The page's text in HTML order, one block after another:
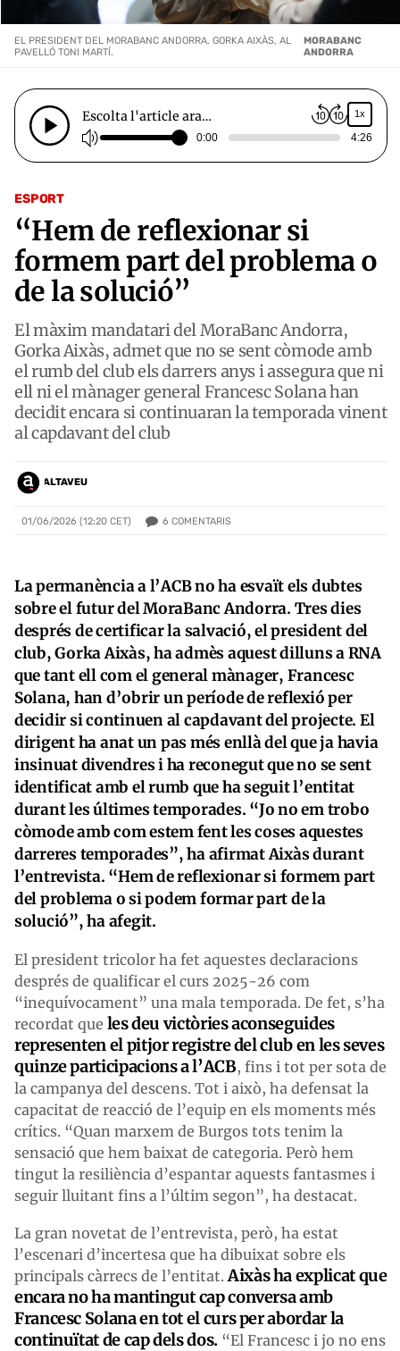
ESPORT
“Hem de reflexionar si
formem part del problema o
de la solució”
El màxim mandatari del MoraBanc Andorra,
Gorka Aixàs, admet que no se sent còmode amb
el rumb del club els darrers anys i assegura que ni
ell ni el mànager general Francesc Solana han
decidit encara si continuaran la temporada vinent
al capdavant del club
ALTAVEU
01/06/2026 (12:20 CET) 6 COMENTARIS
EL PRESIDENT DEL MORABANC ANDORRA, GORKA AIXÀS, AL
PAVELLÓ TONI MARTÍ.
MORABANC
ANDORRA
Escolta l'article ara… 1x
0:00 4:26
La permanència a l’ACB no ha esvaït els dubtes
sobre el futur del MoraBanc Andorra. Tres dies
després de certificar la salvació, el president del
club, Gorka Aixàs, ha admès aquest dilluns a RNA
que tant ell com el general mànager, Francesc
Solana, han d’obrir un període de reflexió per
decidir si continuen al capdavant del projecte. El
dirigent ha anat un pas més enllà del que ja havia
insinuat divendres i ha reconegut que no se sent
identificat amb el rumb que ha seguit l’entitat
durant les últimes temporades. “Jo no em trobo
còmode amb com estem fent les coses aquestes
darreres temporades”, ha afirmat Aixàs durant
l’entrevista. “Hem de reflexionar si formem part
del problema o si podem formar part de la
solució”, ha afegit.
El president tricolor ha fet aquestes declaracions
després de qualificar el curs 2025-26 com
“inequívocament” una mala temporada. De fet, s’ha
recordat que les deu victòries aconseguides
representen el pitjor registre del club en les seves
quinze participacions a l’ACB, fins i tot per sota de
la campanya del descens. Tot i això, ha defensat la
capacitat de reacció de l’equip en els moments més
crítics. “Quan marxem de Burgos tots tenim la
sensació que hem baixat de categoria. Però hem
tingut la resiliència d’espantar aquests fantasmes i
seguir lluitant fins a l’últim segon”, ha destacat.
La gran novetat de l’entrevista, però, ha estat
l’escenari d’incertesa que ha dibuixat sobre els
principals càrrecs de l’entitat. Aixàs ha explicat que
encara no ha mantingut cap conversa amb
Francesc Solana en tot el curs per abordar la
continuïtat de cap dels dos.“El Francesc i jo no ens